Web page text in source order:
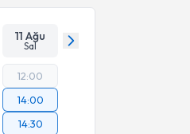
11 Ağu
Sal
12:00
14:00
14:30